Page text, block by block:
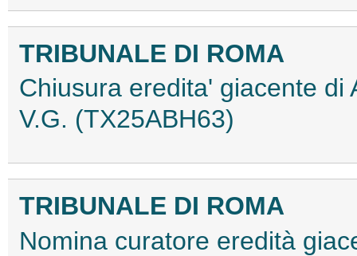
TRIBUNALE DI ROMA
Chiusura eredita' giacente di
V.G. (TX25ABH63)
TRIBUNALE DI ROMA
Nomina curatore eredità